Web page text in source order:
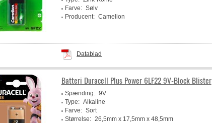
Farve: Sølv
Producent: Camelion
Datablad
Batteri Duracell Plus Power 6LF22 9V-Block Blister
Spænding: 9V
Type: Alkaline
Farve: Sort
Størrelse: 26,5mm x 17,5mm x 48,5mm